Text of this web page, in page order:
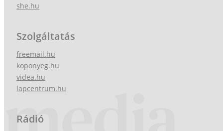
she.hu
Szolgáltatás
freemail.hu
koponyeg.hu
videa.hu
lapcentrum.hu
Rádió